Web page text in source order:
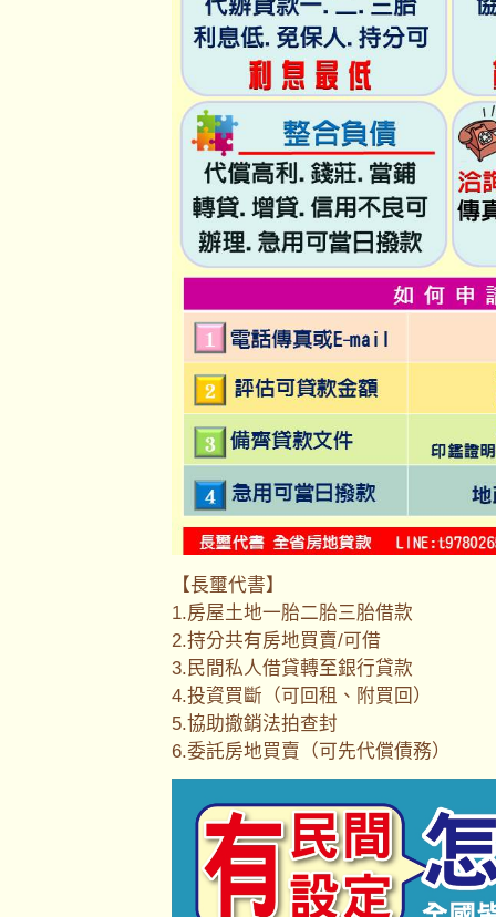
【長璽代書】
1.房屋土地一胎二胎三胎借款
2.持分共有房地買賣/可借
3.民間私人借貸轉至銀行貸款
4.投資買斷（可回租、附買回）
5.協助撤銷法拍查封
6.委託房地買賣（可先代償債務）